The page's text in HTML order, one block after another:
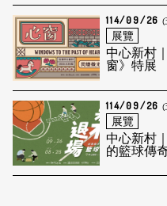
114/09/26 (
展覽
中心新村
窗》特展
114/09/26 (
展覽
中心新村
的籃球傳